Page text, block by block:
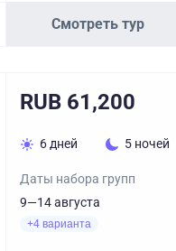
Смотреть тур
RUB 61,200
6 дней 5 ночей
Даты набора групп
9—14 августа
+4 варианта